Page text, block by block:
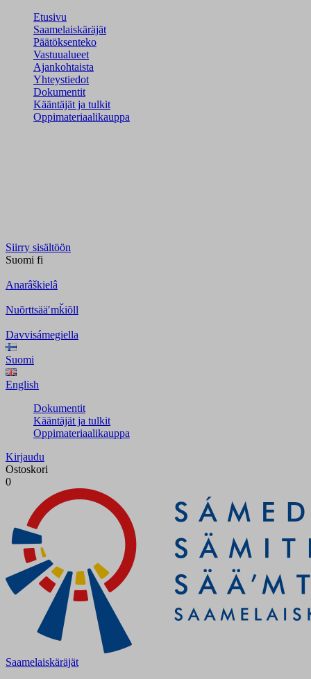
Etusivu
Saamelaiskäräjät
Päätöksenteko
Vastuualueet
Ajankohtaista
Yhteystiedot
Dokumentit
Kääntäjät ja tulkit
Oppimateriaalikauppa
Siirry sisältöön
Suomi fi
Anarâškielâ
Nuõrttsääʹmǩiõll
Davvisámegiella
Suomi
English
Dokumentit
Kääntäjät ja tulkit
Oppimateriaalikauppa
Kirjaudu
Ostoskori
0
Saamelaiskäräjät